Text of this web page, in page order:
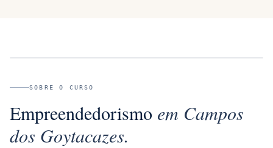
SOBRE O CURSO
Empreendedorismo em Campos
dos Goytacazes.